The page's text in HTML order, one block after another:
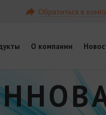
Обратиться в
О компании